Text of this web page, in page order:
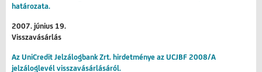
határozata.
2007. június 19.
Visszavásárlás
Az UniCredit Jelzálogbank Zrt. hirdetménye az UCJBF 2008/A
jelzáloglevél visszavásárlásáról.